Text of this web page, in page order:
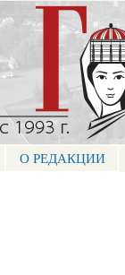
О РЕДАКЦИИ